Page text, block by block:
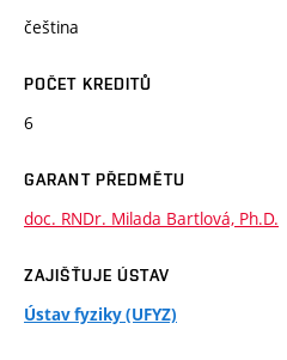
čeština
POČET KREDITŮ
6
GARANT PŘEDMĚTU
doc. RNDr. Milada Bartlová, Ph.D.
ZAJIŠŤUJE ÚSTAV
Ústav fyziky (UFYZ)